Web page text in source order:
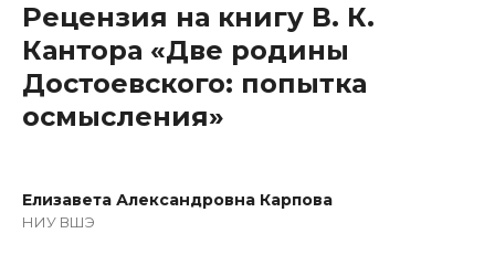
Рецензия на книгу В. К.
Кантора «Две родины
Достоевского: попытка
осмысления»
Елизавета Александровна Карпова
НИУ ВШЭ